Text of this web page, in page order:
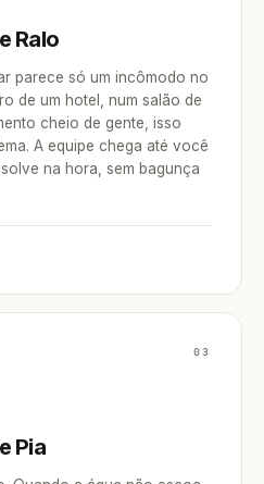
Ralo
parece só um incômodo no
de um hotel, num salão de
cheio de gente, isso
A equipe chega até você
na hora, sem bagunça
03
Pia